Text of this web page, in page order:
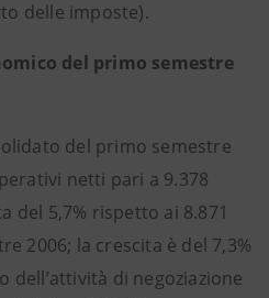
delle imposte).
del primo semestre
del primo semestre
netti pari a 9.378
del 5,7% rispetto ai 8.871
2006; la crescita è del 7,3%
dell’attività di negoziazione